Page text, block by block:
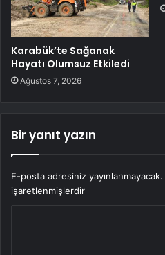
Karabük’te Sağanak
Hayatı Olumsuz Etkiledi
Ağustos 7, 2026
Bir yanıt yazın
E-posta adresiniz yayınlanmayacak.
işaretlenmişlerdir